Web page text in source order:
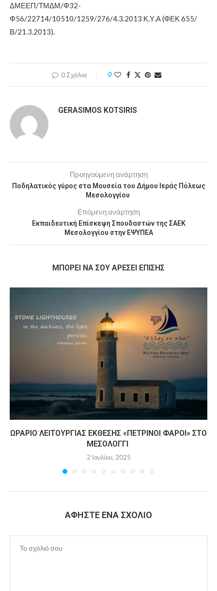
ΔΜΕΕΠ/ΤΜΔΜ/Φ32-
Φ56/22714/10510/1259/276/4.3.2013 Κ.Υ.Α (ΦΕΚ 655/
Β/21.3.2013).
0 Σχόλια 0
GERASIMOS KOTSIRIS
Προηγούμενη ανάρτηση
Ποδηλατικός γύρος στα Μουσεία του Δήμου Ιεράς Πόλεως
Μεσολογγίου
Επόμενη ανάρτηση
Εκπαιδευτική Επίσκεψη Σπουδαστών της ΣΑΕΚ
Μεσολογγίου στην ΕΨΥΠΕΑ
MΠΟΡΕΊ ΝΑ ΣΟΥ ΑΡΈΣΕΙ ΕΠΊΣΗΣ
ΩΡΆΡΙΟ ΛΕΙΤΟΥΡΓΊΑΣ ΈΚΘΕΣΗΣ «ΠΈΤΡΙΝΟΙ ΦΆΡΟΙ» ΣΤΟ
ΜΕΣΟΛΌΓΓΙ
2 Ιουλίου, 2025
ΑΦΉΣΤΕ ΈΝΑ ΣΧΌΛΙΟ